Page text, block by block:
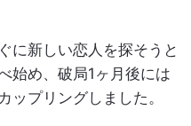
に新しい恋人を探そうと
始め、破局1ヶ月後には
ップリングしました。